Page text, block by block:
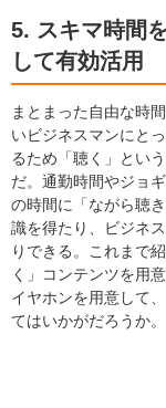
5. スキマ時間
して有効活用
まとまった自由な時
いビジネスマンにと
るため「聴く」とい
だ。通勤時間やジョ
の時間に「ながら聴
識を得たり、ビジネ
りできる。これまで
く」コンテンツを用
イヤホンを用意して
てはいかがだろうか。